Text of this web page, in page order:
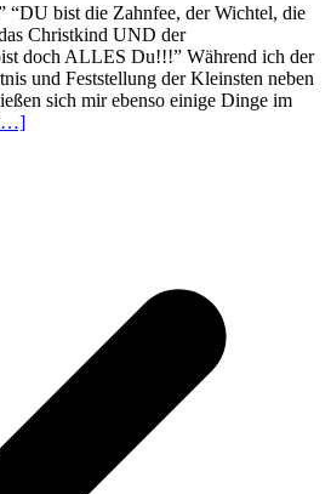
“DU bist die Zahnfee, der Wichtel, die
Christkind UND der
doch ALLES Du!!!” Während ich der
und Feststellung der Kleinsten neben
sich mir ebenso einige Dinge im